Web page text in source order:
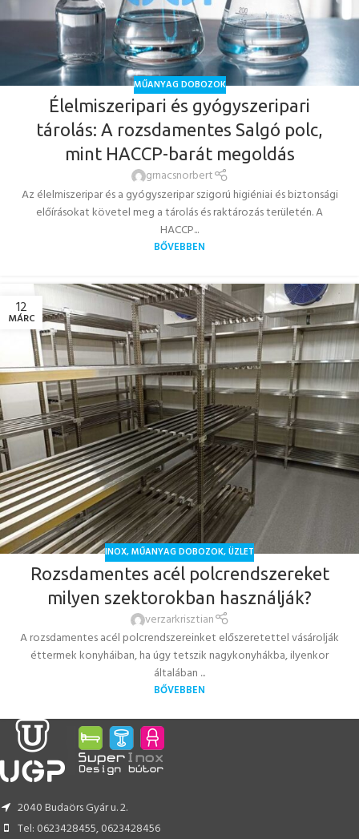
MŰANYAG DOBOZOK
Élelmiszeripari és gyógyszeripari
tárolás: A rozsdamentes Salgó polc,
mint HACCP-barát megoldás
grnacsnorbert
Az élelmiszeripar és a gyógyszeripar szigorú higiéniai és biztonsági
előírásokat követel meg a tárolás és raktározás területén. A
HACCP...
BŐVEBBEN
12
MÁRC
INOX,MŰANYAG DOBOZOK,ÜZLET
Rozsdamentes acél polcrendszereket
milyen szektorokban használják?
verzarkrisztian
A rozsdamentes acél polcrendszereinket előszeretettel vásárolják
éttermek konyháiban, ha úgy tetszik nagykonyhákba, ilyenkor
általában ...
BŐVEBBEN
2040 Budaörs Gyár u. 2.
Tel: 0623428455, 0623428456